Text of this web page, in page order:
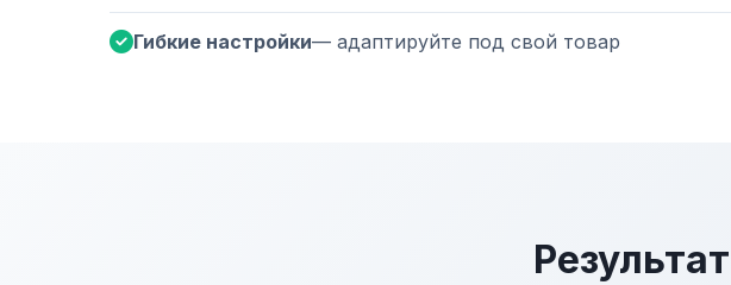
Гибкие настройки— адаптируйте под свой товар